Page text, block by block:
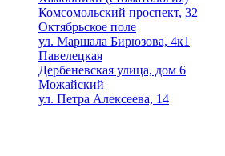
Комсомольский проспект, 32
Октябрьское поле
ул. Маршала Бирюзова, 4к1
Павелецкая
Дербеневская улица, дом 6
Можайский
ул. Петра Алексеева, 14